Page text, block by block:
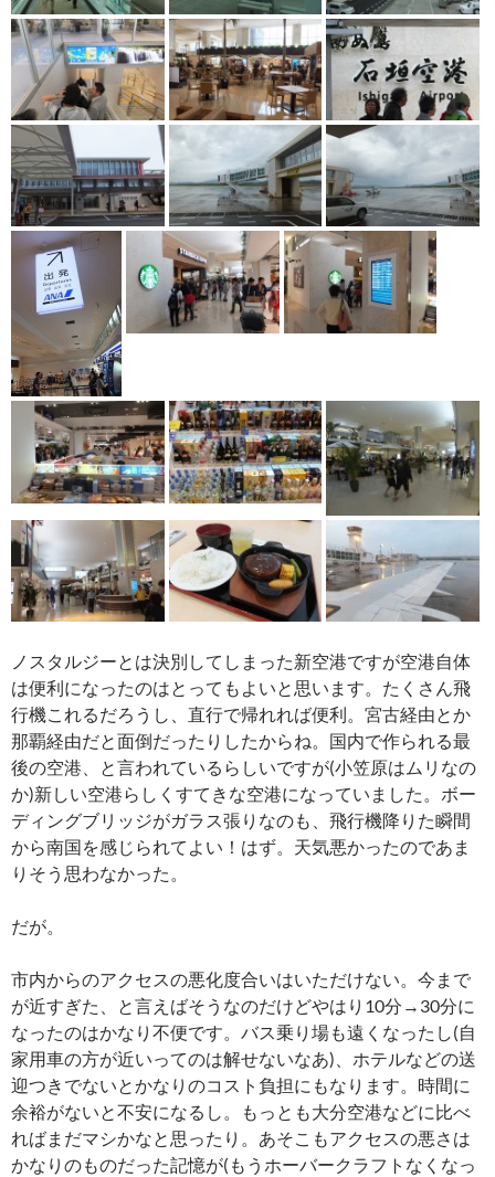
ノスタルジーとは決別してしまった新空港ですが空港自体
は便利になったのはとってもよいと思います。たくさん飛
行機これるだろうし、直行で帰れれば便利。宮古経由とか
那覇経由だと面倒だったりしたからね。国内で作られる最
後の空港、と言われているらしいですが(小笠原はムリなの
か)新しい空港らしくすてきな空港になっていました。ボー
ディングブリッジがガラス張りなのも、飛行機降りた瞬間
から南国を感じられてよい！はず。天気悪かったのであま
りそう思わなかった。
だが。
市内からのアクセスの悪化度合いはいただけない。今まで
が近すぎた、と言えばそうなのだけどやはり10分→30分に
なったのはかなり不便です。バス乗り場も遠くなったし(自
家用車の方が近いってのは解せないなあ)、ホテルなどの送
迎つきでないとかなりのコスト負担にもなります。時間に
余裕がないと不安になるし。もっとも大分空港などに比べ
ればまだマシかなと思ったり。あそこもアクセスの悪さは
かなりのものだった記憶が(もうホーバークラフトなくなっ